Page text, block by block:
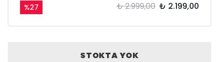
%27 ₺ 2.999,00 ₺ 2.199,00
STOKTA YOK